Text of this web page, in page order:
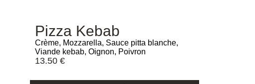
Pizza Kebab
Crème, Mozzarella, Sauce pitta blanche,
Viande kebab, Oignon, Poivron
13.50€